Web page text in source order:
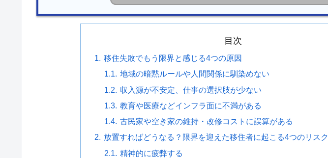
目次
移住失敗でもう限界と感じる4つの原因
地域の暗黙ルールや人間関係に馴染めない
収入源が不安定、仕事の選択肢が少ない
教育や医療などインフラ面に不満がある
古民家や空き家の維持・改修コストに誤算がある
放置すればどうなる？限界を迎えた移住者に起こる4つのリスク
精神的に疲弊する